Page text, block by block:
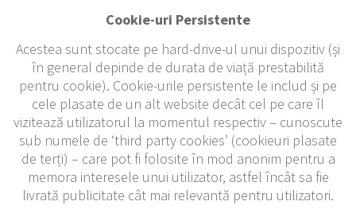
Cookie-uri Persistente
Acestea sunt stocate pe hard-drive-ul unui dispozitiv (și
în general depinde de durata de viață prestabilită
pentru cookie). Cookie-urile persistente le includ și pe
cele plasate de un alt website decât cel pe care îl
vizitează utilizatorul la momentul respectiv – cunoscute
sub numele de ‘third party cookies’ (cookieuri plasate
de terți) – care pot fi folosite în mod anonim pentru a
memora interesele unui utilizator, astfel încât sa fie
livrată publicitate cât mai relevantă pentru utilizatori.